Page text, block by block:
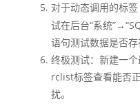
对于动态调用的标签
试在后台“系统
语句测试数据是否存
终极测试：新建一
rclist标签查看能否
扰。